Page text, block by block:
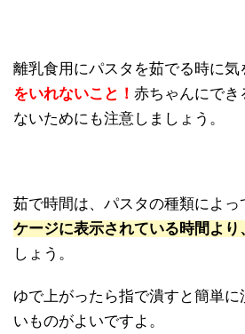
離乳食用にパスタを茹でる時に気
をいれないこと！ 赤ちゃんにでき
ないためにも注意しましょう。
茹で時間は、パスタの種類によっ
ケージに表示されている時間より
しょう。
ゆで上がったら指で潰すと簡単
いものがよいですよ。